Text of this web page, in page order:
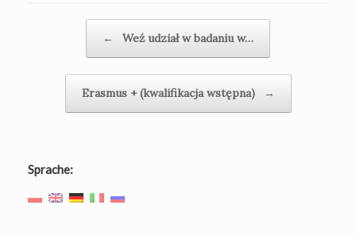
← Weź udział w badaniu w…
Erasmus + (kwalifikacja wstępna) →
Sprache: